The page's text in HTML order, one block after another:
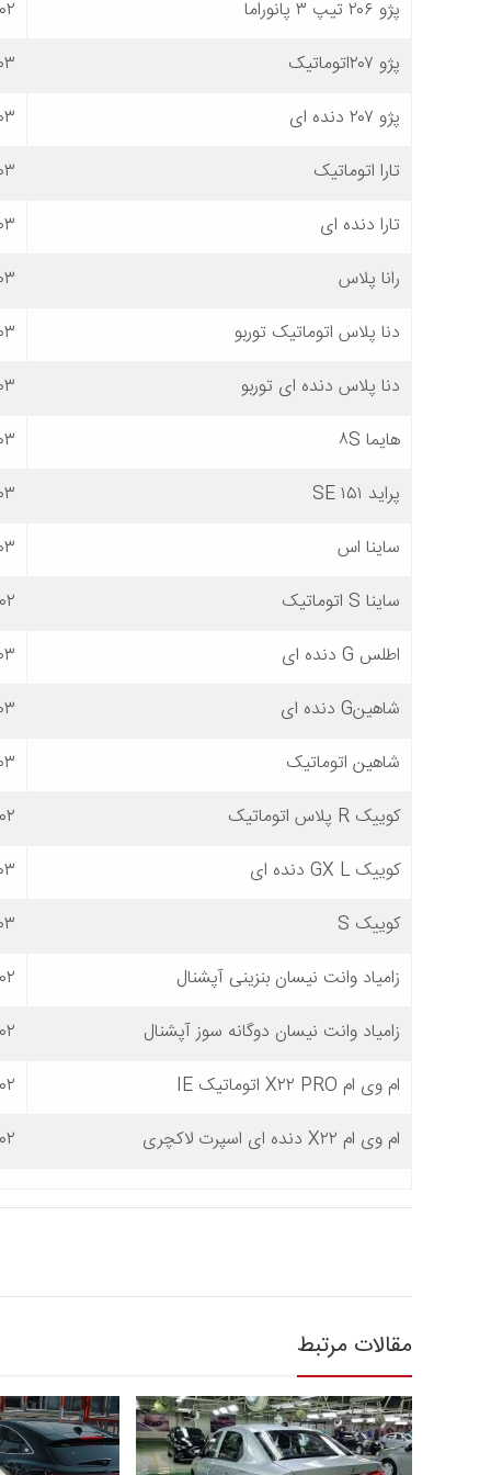
پژو ۲۰۶ تیپ ۳ پانوراما
پژو ۲۰۷اتوماتیک
پژو ۲۰۷ دنده ای
تارا اتوماتیک
تارا دنده ای
رانا پلاس
دنا پلاس اتوماتیک توربو
دنا پلاس دنده ای توربو
هایما ۸S
پراید SE ۱۵۱
ساینا اس
ساینا S اتوماتیک
اطلس G دنده ای
شاهینG دنده ای
شاهین اتوماتیک
کوییک R پلاس اتوماتیک
کوییک GX L دنده ای
کوییک S
زامیاد وانت نیسان بنزینی آپشنال
زامیاد وانت نیسان دوگانه سوز آپشنال
ام وی ام X۲۲ PRO اتوماتیک IE
ام وی ام X۲۲ دنده ای اسپرت لاکچری
مقالات مرتبط